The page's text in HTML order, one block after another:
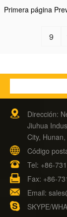
Primera página
9
Dirección:
Jiuhua
City,
Código
Tel: +86-
Fax: +86-
Email:
SKYPE/